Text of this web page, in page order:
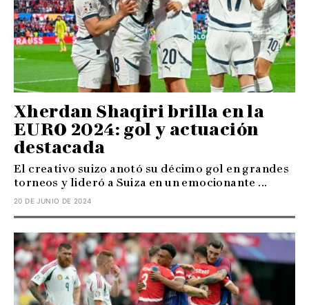
Xherdan Shaqiri brilla en la
EURO 2024: gol y actuación
destacada
El creativo suizo anotó su décimo gol en grandes
torneos y lideró a Suiza en un emocionante ...
20 DE JUNIO DE 2024